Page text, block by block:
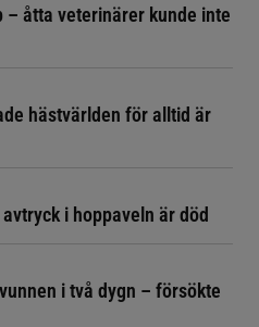
åtta veterinärer kunde inte
hästvärlden för alltid är
i hoppaveln är död
i två dygn – försökte